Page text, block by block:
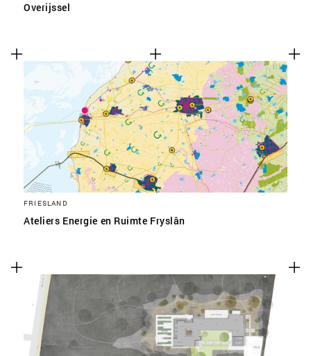
Overijssel
FRIESLAND
Ateliers Energie en Ruimte Fryslân